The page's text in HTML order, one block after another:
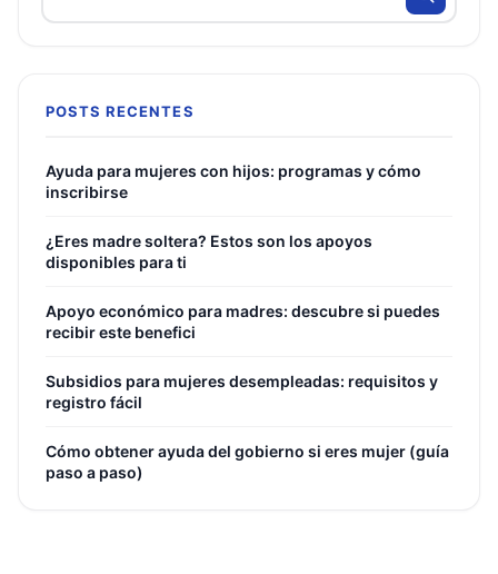
POSTS RECENTES
Ayuda para mujeres con hijos: programas y cómo
inscribirse
¿Eres madre soltera? Estos son los apoyos
disponibles para ti
Apoyo económico para madres: descubre si puedes
recibir este benefici
Subsidios para mujeres desempleadas: requisitos y
registro fácil
Cómo obtener ayuda del gobierno si eres mujer (guía
paso a paso)